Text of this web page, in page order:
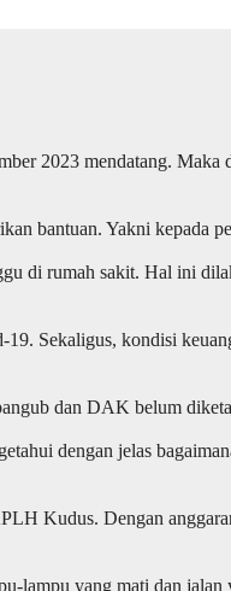
2023 mendatang.
bantuan. Yakni kepada
di rumah sakit. Hal ini
Sekaligus, kondisi
dan DAK belum
dengan jelas
Kudus. Dengan
yang mati dan jalan